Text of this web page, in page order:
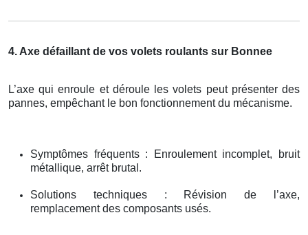
4. Axe défaillant de vos volets roulants sur Bonnee
L’axe qui enroule et déroule les volets peut présenter des
pannes, empêchant le bon fonctionnement du mécanisme.
Symptômes fréquents : Enroulement incomplet, bruit
métallique, arrêt brutal.
Solutions techniques : Révision de l’axe,
remplacement des composants usés.